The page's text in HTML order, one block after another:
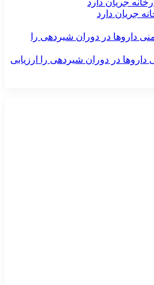
جریان دارد
داروها در دوران شیردهی را ارزیابی